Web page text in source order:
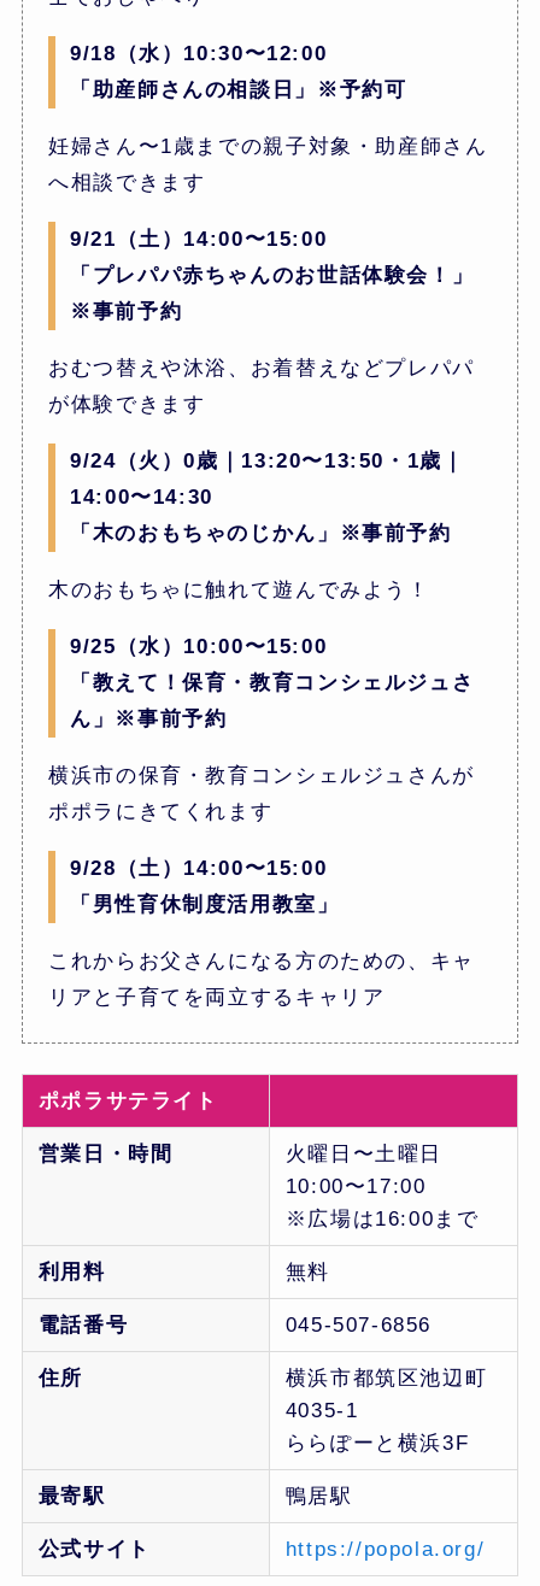
9/18（水）10:30〜12:00
「助産師さんの相談日」※予約可
妊婦さん〜1歳までの親子対象・助産師さん
へ相談できます
9/21（土）14:00〜15:00
「プレパパ赤ちゃんのお世話体験会！」
※事前予約
おむつ替えや沐浴、お着替えなどプレパパ
が体験できます
9/24（火）0歳｜13:20〜13:50・1歳｜
14:00〜14:30
「木のおもちゃのじかん」※事前予約
木のおもちゃに触れて遊んでみよう！
9/25（水）10:00〜15:00
「教えて！保育・教育コンシェルジュさ
ん」※事前予約
横浜市の保育・教育コンシェルジュさんが
ポポラにきてくれます
9/28（土）14:00〜15:00
「男性育休制度活用教室」
これからお父さんになる方のための、キャ
リアと子育てを両立するキャリア
ポポラサテライト
営業日・時間
火曜日〜土曜日
10:00〜17:00
※広場は16:00まで
利用料 無料
電話番号 045-507-6856
住所
横浜市都筑区池辺町
4035-1
ららぽーと横浜3F
最寄駅 鴨居駅
公式サイト https://popola.org/